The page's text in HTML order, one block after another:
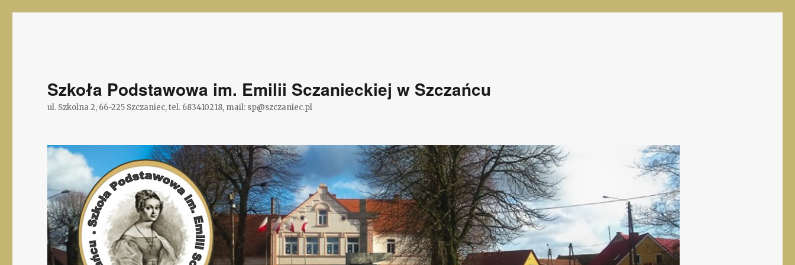
Szkoła Podstawowa im. Emilii Sczanieckiej w Szczańcu
ul. Szkolna 2, 66-225 Szczaniec, tel. 683410218, mail: sp@szczaniec.pl